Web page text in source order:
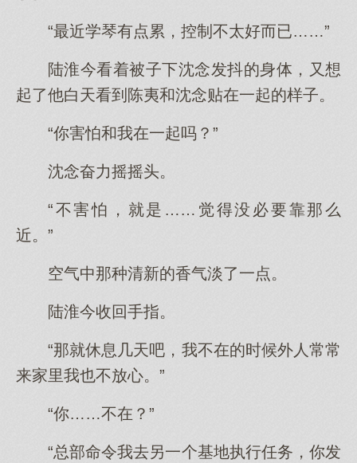
“最近学琴有点累，控制不太好而已……”
陆淮今看着被子下沈念发抖的身体，又想
起了他白天看到陈夷和沈念贴在一起的样子。
“你害怕和我在一起吗？”
沈念奋力摇摇头。
“不害怕，就是……觉得没必要靠那么
近。”
空气中那种清新的香气淡了一点。
陆淮今收回手指。
“那就休息几天吧，我不在的时候外人常常
来家里我也不放心。”
“你……不在？”
“总部命令我去另一个基地执行任务，你发